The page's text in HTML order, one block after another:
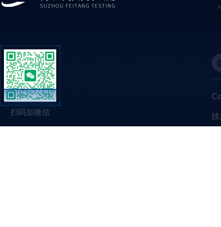
扫码加微信 技